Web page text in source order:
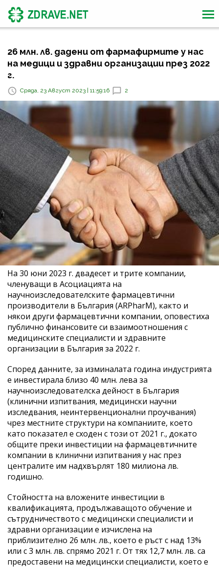
26 млн. лв. дадени от фармафирмите у нас
на медици и здравни организации през 2022
г.
Сряда, 23 Август 2023 | 11:59:16 2
На 30 юни 2023 г. двадесет и трите компании,
членуващи в Асоциацията на
научноизследователските фармацевтични
производители в България (ARPharM), както и
някои други фармацевтични компании, оповестиха
публично финансовите си взаимоотношения с
медицинските специалисти и здравните
организации в България за 2022 г.
Според данните, за изминалата година индустрията
е инвестирала близо 40 млн. лева за
научноизследователска дейност в България
(клинични изпитвания, медицински научни
изследвания, неинтервенционални проучвания)
чрез местните структури на компаниите, което
като показател е сходен с този от 2021 г., докато
общите преки инвестиции на фармацевтичните
компании в клинични изпитвания у нас през
централите им надхвърлят 180 милиона лв.
годишно.
Стойността на вложените инвестиции в
квалификацията, продължаващото обучение и
сътрудничеството с медицински специалисти и
здравни организации е изчислена на
приблизително 26 млн. лв., което е ръст с над 13%
или с 3 млн. лв. спрямо 2021 г. От тях 12,7 млн. лв. са
предоставени на медицински специалисти, което е